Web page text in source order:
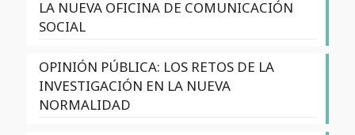
LA NUEVA OFICINA DE COMUNICACIÓN
SOCIAL
OPINIÓN PÚBLICA: LOS RETOS DE LA
INVESTIGACIÓN EN LA NUEVA
NORMALIDAD